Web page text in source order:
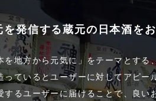
を発信する蔵元の日本酒を
地方から元気に」をテーマとす
ているとユーザーに対してアピ
るユーザーに届けることで、良い